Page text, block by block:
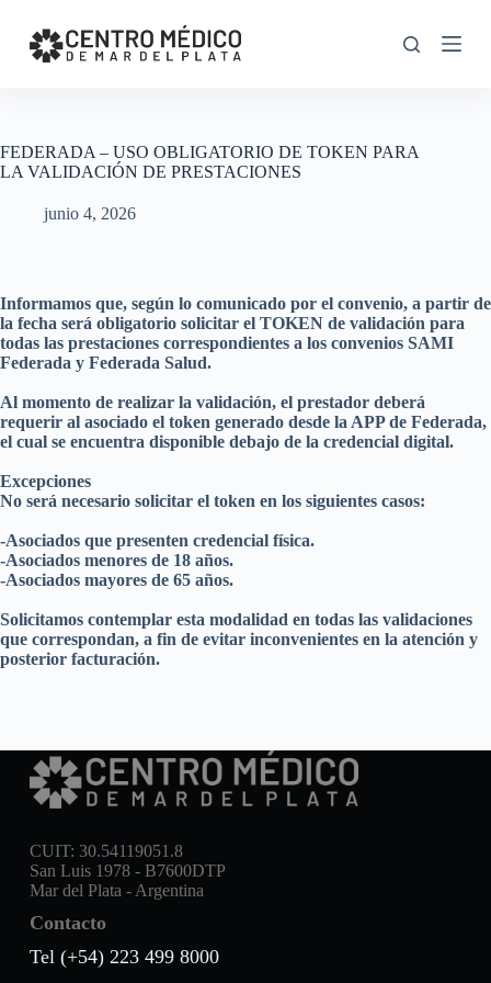
k
o
n
FEDERADA – USO OBLIGATORIO DE TOKEN PARA
LA VALIDACIÓN DE PRESTACIONES
junio 4, 2026
Informamos que, según lo comunicado por el convenio, a partir de
la fecha será obligatorio solicitar el TOKEN de validación para
todas las prestaciones correspondientes a los convenios SAMI
Federada y Federada Salud.
Al momento de realizar la validación, el prestador deberá
requerir al asociado el token generado desde la APP de Federada,
el cual se encuentra disponible debajo de la credencial digital.
Excepciones
No será necesario solicitar el token en los siguientes casos:
-Asociados que presenten credencial física.
-Asociados menores de 18 años.
-Asociados mayores de 65 años.
Solicitamos contemplar esta modalidad en todas las validaciones
que correspondan, a fin de evitar inconvenientes en la atención y
posterior facturación.
CUIT: 30.54119051.8
San Luis 1978 - B7600DTP
Mar del Plata - Argentina
Contacto
Tel (+54) 223 499 8000